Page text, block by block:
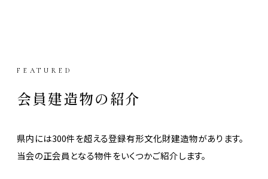
FEATURED
会員建造物の紹介
県内には300件を超える登録有形文化財建造物があります。
当会の正会員となる物件をいくつかご紹介します。